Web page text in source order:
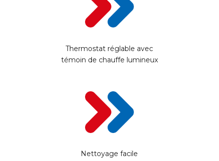
Thermostat réglable avec
témoin de chauffe lumineux
Nettoyage facile